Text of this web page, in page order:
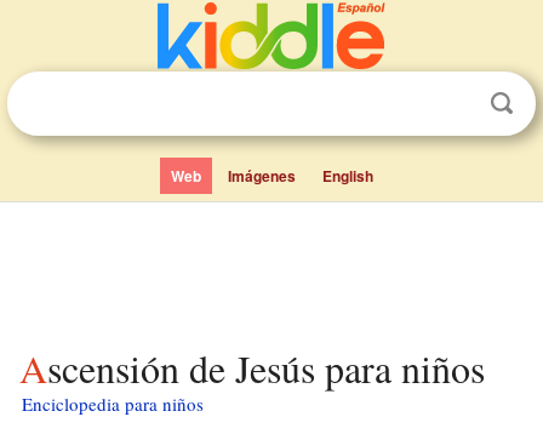
Web Imágenes English
Ascensión de Jesús para niños
Enciclopedia para niños